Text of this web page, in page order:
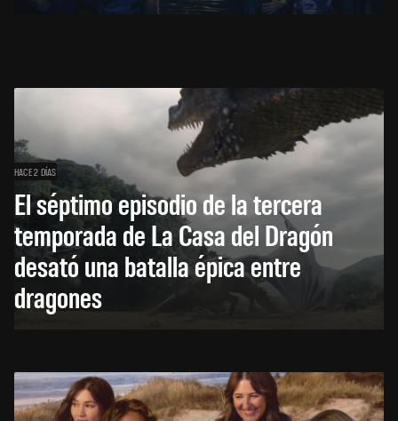
HACE 2 DÍAS
El séptimo episodio de la tercera
temporada de La Casa del Dragón
desató una batalla épica entre
dragones